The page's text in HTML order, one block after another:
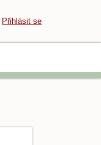
Přihlásit se